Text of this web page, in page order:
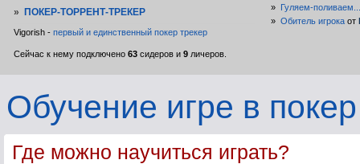
»ПОКЕР-ТОРРЕНТ-ТРЕКЕР
Vigorish -первый и единственный покер трекер
Сейчас к нему подключено63 сидеров и9 личеров.
»
Гуляем-
»Обитель игрока от
Обучение игре в покер
Где можно научиться играть?